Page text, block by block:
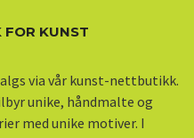
KUNST
via vår kunst-nettbutikk.
unike, håndmalte og
med unike motiver. I